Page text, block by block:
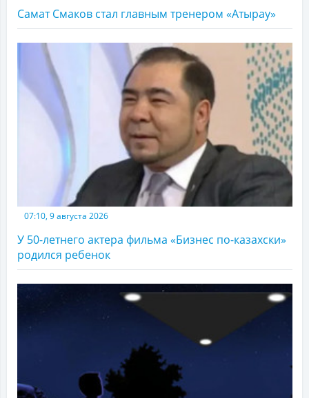
Самат Смаков стал главным тренером «Атырау»
07:10, 9 августа 2026
У 50-летнего актера фильма «Бизнес по-казахски»
родился ребенок